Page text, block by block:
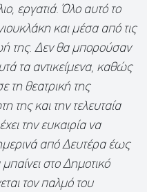
εργατιά. Όλο αυτό το
και μέσα από τις
της. Δεν θα μπορούσαν
τα αντικείμενα, καθώς
τη θεατρική της
της και την τελευταία
την ευκαιρία να
από Δευτέρα έως
στο Δημοτικό
τον παλμό του